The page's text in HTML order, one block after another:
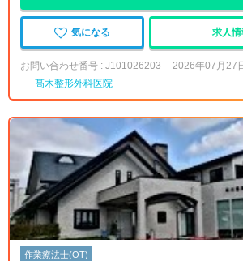
気になる 求人
お問い合わせ番号 : J101026203
2026年07月27
髙木整形外科医院
作業療法士(OT)